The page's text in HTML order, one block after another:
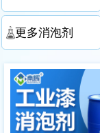
更多消泡剂